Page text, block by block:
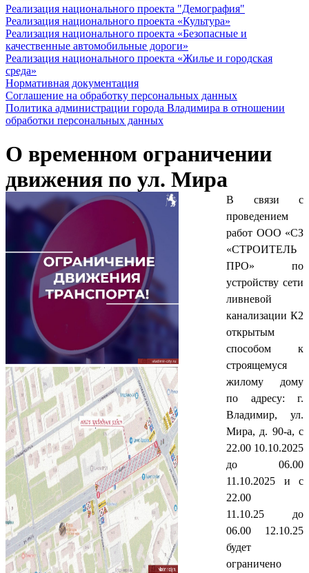
Реализация национального проекта "Демография"
Реализация национального проекта «Культура»
Реализация национального проекта «Безопасные и
качественные автомобильные дороги»
Реализация национального проекта «Жилье и городская
среда»
Нормативная документация
Соглашение на обработку персональных данных
Политика администрации города Владимира в отношении
обработки персональных данных
О временном ограничении
движения по ул. Мира
В связи с
проведением
работ ООО «СЗ
«СТРОИТЕЛЬ
ПРО» по
устройству сети
ливневой
канализации К2
открытым
способом к
строящемуся
жилому дому
по адресу: г.
Владимир, ул.
Мира, д. 90-а, с
22.00 10.10.2025
до 06.00
11.10.2025 и с
22.00
11.10.25 до
06.00 12.10.25
будет
ограничено